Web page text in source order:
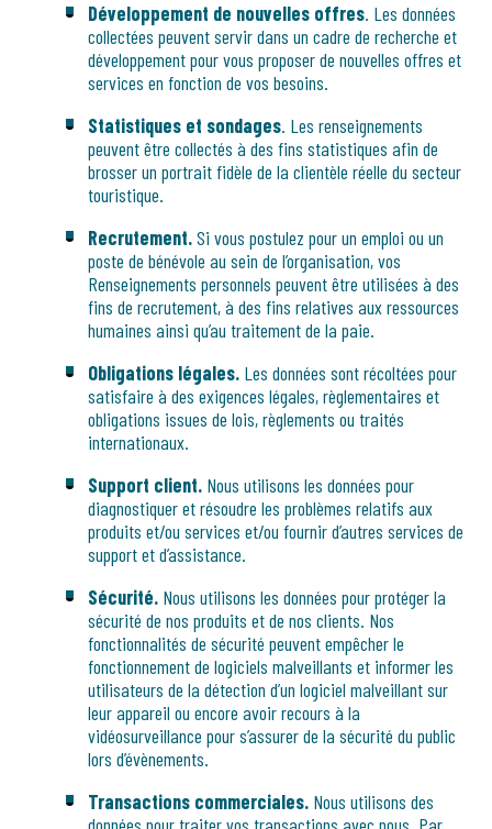
Développement de nouvelles offres. Les données
collectées peuvent servir dans un cadre de recherche et
développement pour vous proposer de nouvelles offres et
services en fonction de vos besoins.
Statistiques et sondages. Les renseignements
peuvent être collectés à des fins statistiques afin de
brosser un portrait fidèle de la clientèle réelle du secteur
touristique.
Recrutement.Si vous postulez pour un emploi ou un
poste de bénévole au sein de l’organisation, vos
Renseignements personnels peuvent être utilisées à des
fins de recrutement, à des fins relatives aux ressources
humaines ainsi qu’au traitement de la paie.
Obligations légales. Les données sont récoltées pour
satisfaire à des exigences légales, règlementaires et
obligations issues de lois, règlements ou traités
internationaux.
Support client. Nous utilisons les données pour
diagnostiquer et résoudre les problèmes relatifs aux
produits et/ou services et/ou fournir d’autres services de
support et d’assistance.
Sécurité. Nous utilisons les données pour protéger la
sécurité de nos produits et de nos clients. Nos
fonctionnalités de sécurité peuvent empêcher le
fonctionnement de logiciels malveillants et informer les
utilisateurs de la détection d’un logiciel malveillant sur
leur appareil ou encore avoir recours à la
vidéosurveillance pour s’assurer de la sécurité du public
lors d’évènements.
Transactions commerciales. Nous utilisons des